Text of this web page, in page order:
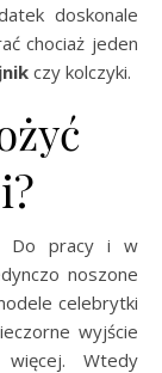
doskonale
chociaż jeden
czy kolczyki.
Do pracy i w
noszone
celebrytki
wyjście
Wtedy